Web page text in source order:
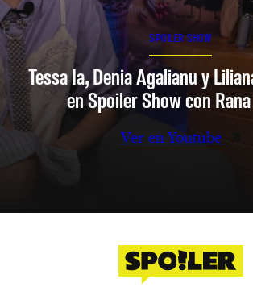
SPOILER SHOW
Tessa Ia, Denia Agalianu y
en Spoiler Show con
Ver en Youtube